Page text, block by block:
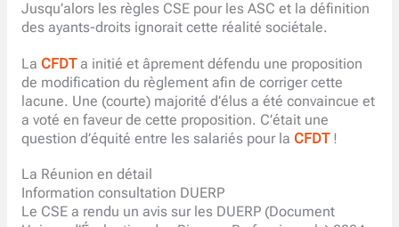
Jusqu’alors les règles CSE pour les ASC et la définition
des ayants-droits ignorait cette réalité sociétale.
La CFDTa initié et âprement défendu une proposition
de modification du règlement afin de corriger cette
lacune. Une (courte) majorité d’élus a été convaincue et
a voté en faveur de cette proposition. C’était une
question d’équité entre les salariés pour la CFDT!
La Réunion en détail
Information consultation DUERP
Le CSE a rendu un avis sur les DUERP (Document